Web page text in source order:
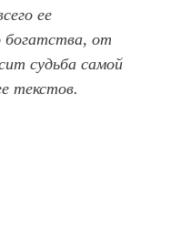
ее
богатства, от
судьба самой
текстов.